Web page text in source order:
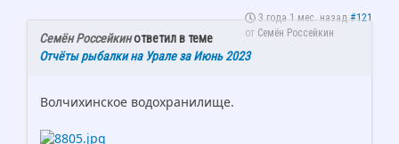
3 года 1 мес. назад #121
от Семён Россейкин
Семён Россейкинответил в теме
Отчёты рыбалки на Урале за Июнь 2023
Волчихинское водохранилище.